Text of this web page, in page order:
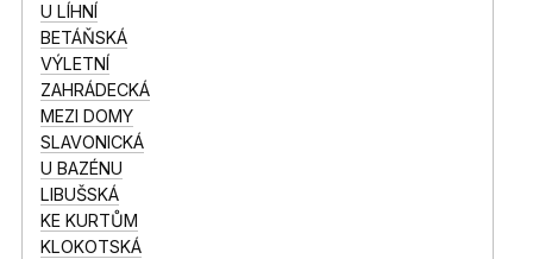
U LÍHNÍ
BETÁŇSKÁ
VÝLETNÍ
ZAHRÁDECKÁ
MEZI DOMY
SLAVONICKÁ
U BAZÉNU
LIBUŠSKÁ
KE KURTŮM
KLOKOTSKÁ